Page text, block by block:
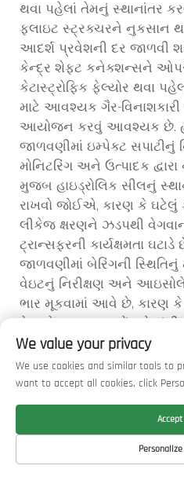
થવા પહેલાં તેમનું સ્થાનાંતર
ફ્લાઇટ સ્ટ્રક્ચરને નુકસાન
આદર્શ પ્રવેશની દર જાળવી
કેન્દ્ર શેફ્ટ કનેક્શન્સને
કેટાસ્ટ્રોફિક ફેલ્યોર થવા
માટે આવશ્યક ગૈર-વિનાશકારી
આયોજન કરવું આવશ્યક છે.
જાળવણીમાં ઇમ્પેક્ટ સપાટીનું
મોનિટરિંગ અને ઉત્પાદક
મુજબ હાઇડ્રોલિક સીલનું
રાખવો જોઈએ, કારણ કે ઘટેલું
લીકેજ ક્ષરણને ઝડપથી
ટ્રાન્સફરની કાર્યક્ષમતા
જાળવણીમાં બેરિંગની સ્થિતિનું
વેઇટનું નિરીક્ષણ અને
ભાર મૂકવામાં આવે છે, કારણ
વેઇટને નુકસાન પહોંચવો
સર્જે છે, જે યુનિટને નાશ કરી
નુકસાન પહોંચાડી શકે છે.
કલાકો, ઉત્પાદનના કદ અને
સ્થિતિઓનું પદ્ધતિસર
ભવિષ્યની જાળવણીનું
સ્થાનાંતરના સમય અને
વચ્ચેના નિર્ણયો માટે સૂચિત
We value your privacy
We use cookies and similar tools to
want to accept all cookies, click